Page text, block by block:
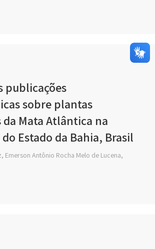
publicações
sobre plantas
Mata Atlântica na
Estado da Bahia, Brasil
Emerson Antônio Rocha Melo de Lucena,